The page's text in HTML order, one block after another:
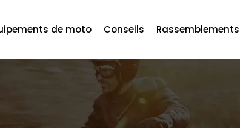
de moto Conseils